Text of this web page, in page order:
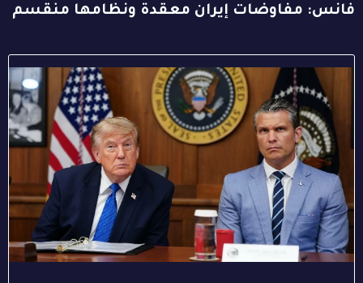
فانس: مفاوضات إيران معقدة ونظامها منقسم